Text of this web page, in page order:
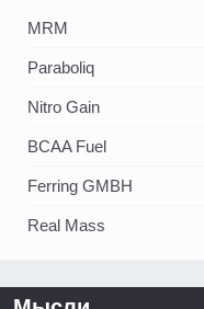
MRM
Paraboliq
Nitro Gain
BCAA Fuel
Ferring GMBH
Real Mass